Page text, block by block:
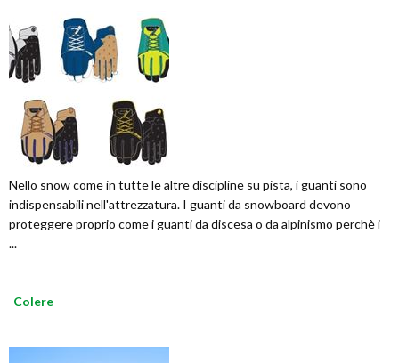
Nello snow come in tutte le altre discipline su pista, i guanti sono
indispensabili nell'attrezzatura. I guanti da snowboard devono
proteggere proprio come i guanti da discesa o da alpinismo perchè i
...
Colere